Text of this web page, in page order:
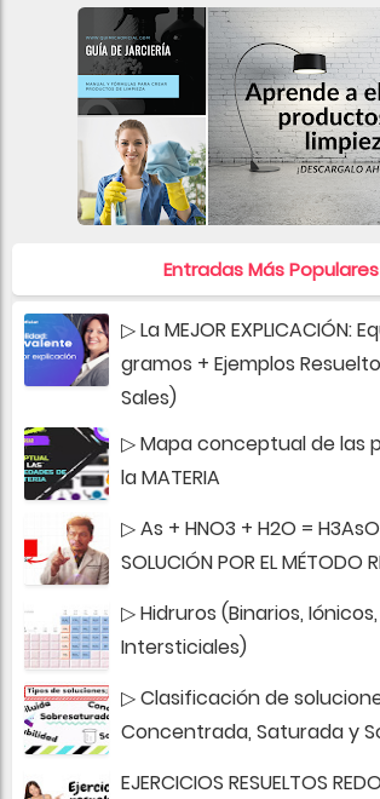
Entradas Más Populares
▷ La MEJOR EXPLICACIÓN:
gramos + Ejemplos
Sales)
▷ Mapa conceptual de las
la MATERIA
▷ As + HNO3 + H2O =
SOLUCIÓN POR EL MÉTODO
▷ Hidruros (Binarios,
Intersticiales)
▷ Clasificación de
Concentrada, Saturada y
EJERCICIOS RESUELTOS